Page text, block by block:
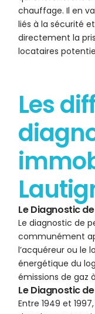
chauffage. Il en
liés à la sécurité
directement la
locataires
Les
Le Diagnostic
Le diagnostic de
communément
l’acquéreur ou le
énergétique du
émissions de gaz
Le Diagnostic
Entre 1949 et